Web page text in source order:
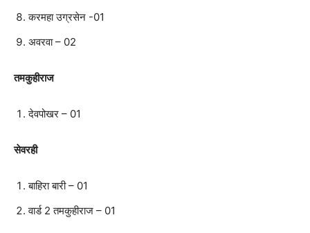
करमहा उग्रसेन -01
अवरवा – 02
तमकुहीराज
देवपोखर – 01
सेवरही
बाहिरा बारी – 01
वार्ड 2 तमकुहीराज – 01